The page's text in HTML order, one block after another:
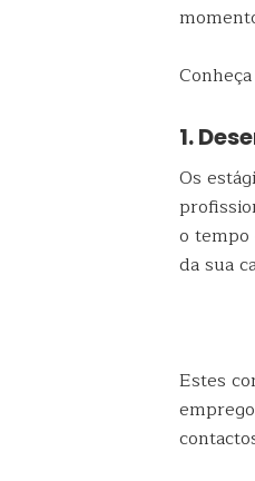
1.
Os
o tempo
da sua
Estes